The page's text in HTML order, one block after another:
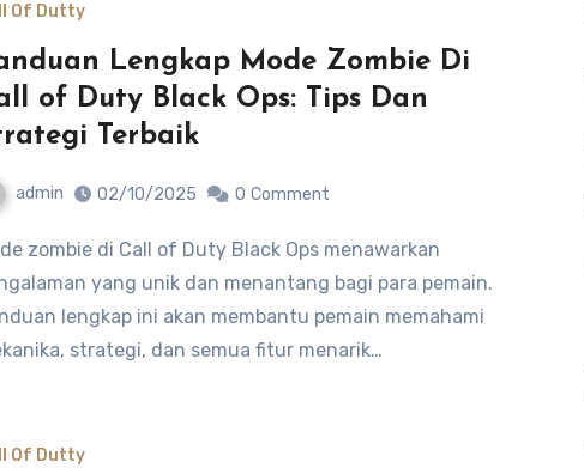
Of Dutty
Lengkap Mode Zombie Di
of Duty Black Ops: Tips Dan
Terbaik
admin 02/10/2025 0 Comment
yang unik dan menantang bagi para pemain.
lengkap ini akan membantu pemain memahami
strategi, dan semua fitur menarik…
Of Dutty